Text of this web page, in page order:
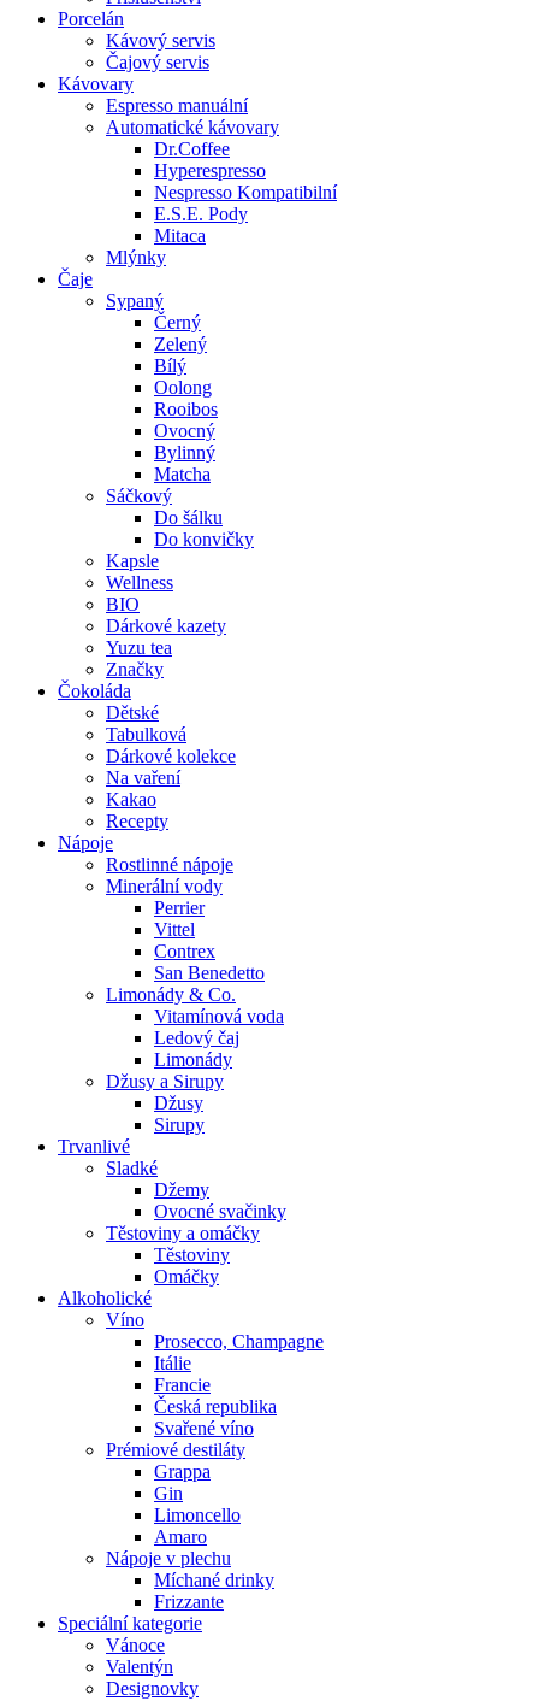
Porcelán
Kávový servis
Čajový servis
Kávovary
Espresso manuální
Automatické kávovary
Dr.Coffee
Hyperespresso
Nespresso Kompatibilní
E.S.E. Pody
Mitaca
Mlýnky
Čaje
Sypaný
Černý
Zelený
Bílý
Oolong
Rooibos
Ovocný
Bylinný
Matcha
Sáčkový
Do šálku
Do konvičky
Kapsle
Wellness
BIO
Dárkové kazety
Yuzu tea
Značky
Čokoláda
Dětské
Tabulková
Dárkové kolekce
Na vaření
Kakao
Recepty
Nápoje
Rostlinné nápoje
Minerální vody
Perrier
Vittel
Contrex
San Benedetto
Limonády & Co.
Vitamínová voda
Ledový čaj
Limonády
Džusy a Sirupy
Džusy
Sirupy
Trvanlivé
Sladké
Džemy
Ovocné svačinky
Těstoviny a omáčky
Těstoviny
Omáčky
Alkoholické
Víno
Prosecco, Champagne
Itálie
Francie
Česká republika
Svařené víno
Prémiové destiláty
Grappa
Gin
Limoncello
Amaro
Nápoje v plechu
Míchané drinky
Frizzante
Speciální kategorie
Vánoce
Valentýn
Designovky